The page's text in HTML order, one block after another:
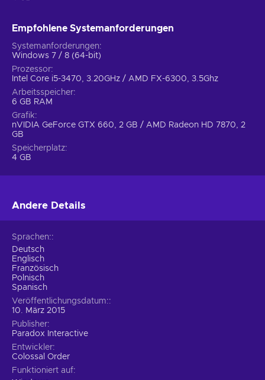
Empfohlene Systemanforderungen
Systemanforderungen
Windows 7 / 8 (64-bit)
Prozessor
Intel Core i5-3470, 3.20GHz / AMD FX-6300, 3.5Ghz
Arbeitsspeicher
6 GB RAM
Grafik
nVIDIA GeForce GTX 660, 2 GB / AMD Radeon HD 7870, 2
GB
Speicherplatz
4 GB
Andere Details
Sprachen:
Deutsch
Englisch
Französisch
Polnisch
Spanisch
Veröffentlichungsdatum:
10. März 2015
Publisher
Paradox Interactive
Entwickler
Colossal Order
Funktioniert auf